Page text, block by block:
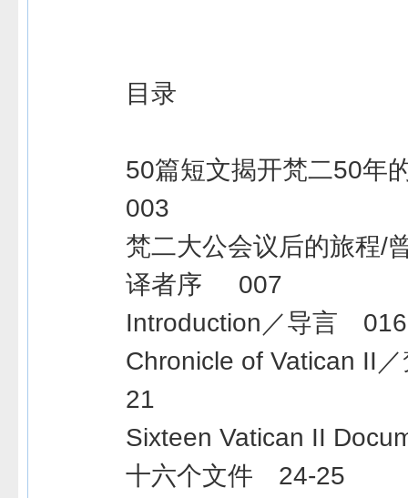
目录
50篇短文揭开梵二50年
003
梵二大公会议后的旅程/
译者序 007
Introduction／导言
Chronicle of Vatican II
21
Sixteen Vatican II
十六个文件 24-25